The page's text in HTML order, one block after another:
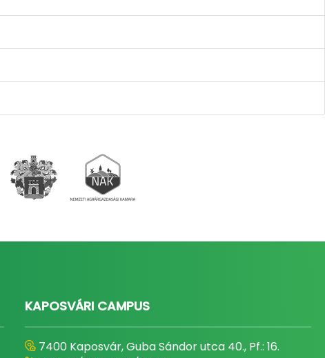
KAPOSVÁRI CAMPUS
7400 Kaposvár, Guba Sándor utca 40., Pf.: 16.